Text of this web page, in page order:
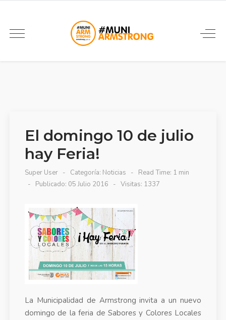
El domingo 10 de julio
hay Feria!
Super User Categoría: Noticias
Read Time: 1 min
Publicado: 05 Julio 2016
Visitas: 1337
La Municipalidad de Armstrong invita a un nuevo
domingo de la feria de Sabores y Colores Locales